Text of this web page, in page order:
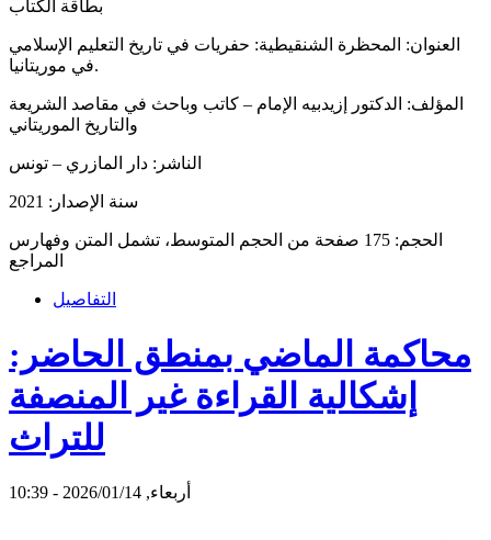
بطاقة الكتاب
العنوان: المحظرة الشنقيطية: حفريات في تاريخ التعليم الإسلامي
في موريتانيا.
المؤلف: الدكتور إزيدبيه الإمام – كاتب وباحث في مقاصد الشريعة
والتاريخ الموريتاني
الناشر: دار المازري – تونس
سنة الإصدار: 2021
الحجم: 175 صفحة من الحجم المتوسط، تشمل المتن وفهارس
المراجع
التفاصيل
محاكمة الماضي بمنطق الحاضر:
إشكالية القراءة غير المنصفة
للتراث
أربعاء, 2026/01/14 - 10:39